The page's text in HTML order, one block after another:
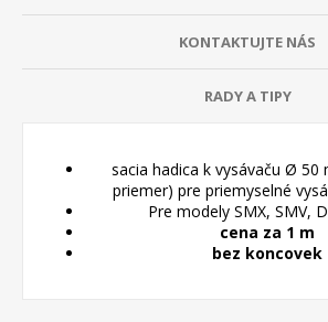
KONTAKTUJTE NÁS
RADY A TIPY
sacia hadica k vysávaču Ø 50
priemer) pre priemyselné
Pre modely SMX, SMV,
cena za 1 m
bez koncovek